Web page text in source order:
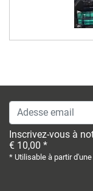
Adesse email
Inscrivez-vous à
€ 10,00 *
* Utilisable à partir